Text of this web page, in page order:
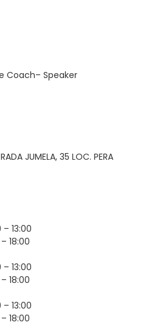
Coach– Speaker
JUMELA, 35 LOC. PERA
13:00
18:00
13:00
18:00
13:00
18:00